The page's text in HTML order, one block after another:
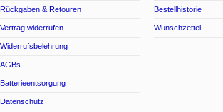
Rückgaben & Retouren
Vertrag widerrufen
Widerrufsbelehrung
AGBs
Batterieentsorgung
Datenschutz
Bestellhistorie
Wunschzettel